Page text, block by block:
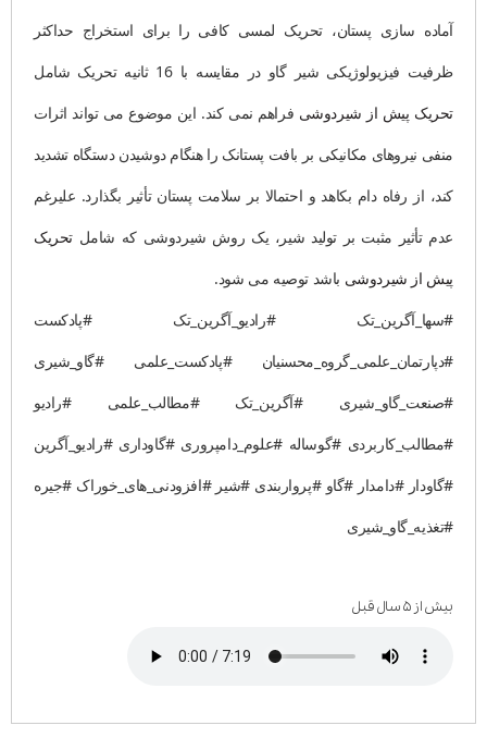
آماده سازی پستان، تحریک لمسی کافی را برای استخراج حداکثر
ظرفیت فیزیولوژیکی شیر گاو در مقایسه با 16 ثانیه تحریک شامل
تحریک پیش از شیردوشی فراهم نمی کند. این موضوع می تواند اثرات
منفی نیروهای مکانیکی بر بافت پستانک را هنگام دوشیدن دستگاه تشدید
کند، از رفاه دام بکاهد و احتمالا بر سلامت پستان تأثیر بگذارد. علیرغم
عدم تأثیر مثبت بر تولید شیر، یک روش شیردوشی که شامل تحریک
پیش از شیردوشی باشد توصیه می شود.
#سها_آگرین_تک #رادیو_آگرین_تک #پادکست
#دپارتمان_علمی_گروه_محسنیان #پادکست_علمی #گاو_شیری
#صنعت_گاو_شیری #آگرین_تک #مطالب_علمی #رادیو
#مطالب_کاربردی #گوساله #علوم_دامپروری #گاوداری #رادیو_آگرین
#گاودار #دامدار #گاو #پرواربندی #شیر #افزودنی_های_خوراک #جیره
#تغذیه_گاو_شیری
بیش از ۵ سال قبل